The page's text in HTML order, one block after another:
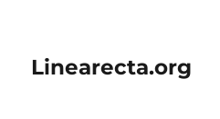
Linearecta.org